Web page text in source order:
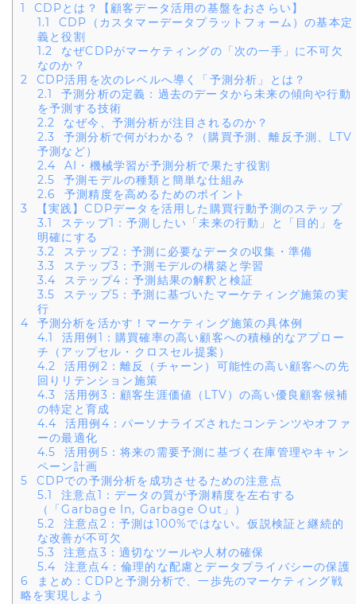
1
CDPとは？【顧客データ活用の基盤をおさらい】
1.1
CDP（カスタマーデータプラットフォーム）の基本定
義と役割
1.2 なぜCDPがマーケティングの「次の一手」に不可欠
なのか？
2 CDP活用を次のレベルへ導く「予測分析」とは？
2.1
予測分析の定義：過去のデータから未来の傾向や行動
を予測する技術
2.2 なぜ今、予測分析が注目されるのか？
2.3
予測分析で何がわかる？（購買予測、離反予測、LTV
予測など）
2.4 AI・機械学習が予測分析で果たす役割
2.5 予測モデルの種類と簡単な仕組み
2.6
予測精度を高めるためのポイント
3
【実践】CDPデータを活用した購買行動予測のステップ
3.1
ステップ1：予測したい「未来の行動」と「目的」を
明確にする
3.2 ステップ2：予測に必要なデータの収集・準備
3.3
ステップ3：予測モデルの構築と学習
3.4 ステップ4：予測結果の解釈と検証
3.5 ステップ5：予測に基づいたマーケティング施策の実
行
4 予測分析を活かす！マーケティング施策の具体例
4.1
活用例1：購買確率の高い顧客への積極的なアプロー
チ（アップセル・クロスセル提案）
4.2 活用例2：離反（チャーン）可能性の高い顧客への先
回りリテンション施策
4.3
活用例3：顧客生涯価値（LTV）の高い優良顧客候補
の特定と育成
4.4 活用例4：パーソナライズされたコンテンツやオファ
ーの最適化
4.5 活用例5：将来の需要予測に基づく在庫管理やキャン
ペーン計画
5 CDPでの予測分析を成功させるための注意点
5.1
注意点1：データの質が予測精度を左右する
（「Garbage In, Garbage Out」）
5.2 注意点2：予測は100%ではない。仮説検証と継続的
な改善が不可欠
5.3
注意点3：適切なツールや人材の確保
5.4 注意点4：倫理的な配慮とデータプライバシーの保護
6
まとめ：CDPと予測分析で、一歩先のマーケティング戦
略を実現しよう